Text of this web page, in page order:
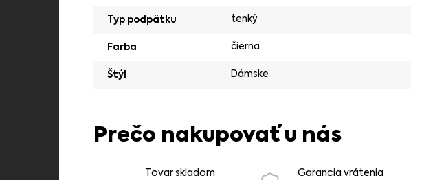
Typ podpätku tenký
Farba čierna
Štýl Dámske
Prečo nakupovať u nás
Tovar skladom
Garancia vrátenia